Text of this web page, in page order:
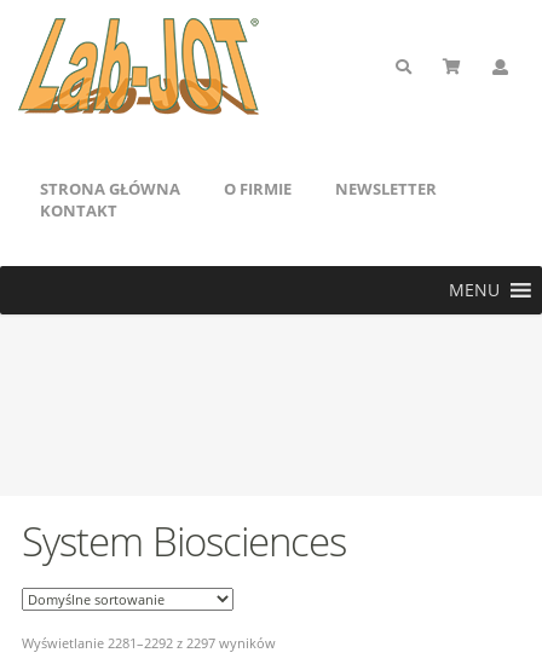
STRONA GŁÓWNA O FIRMIE
NEWSLETTER
KONTAKT
MENU
System Biosciences
Wyświetlanie 2281–2292 z 2297 wyników